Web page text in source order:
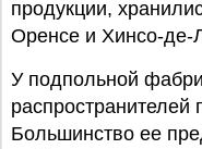
продукции,
Оренсе и Хинсо-де-
У подпольной
распространителей
Большинство ее